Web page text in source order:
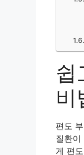
쉽
비
편도
질환이
게 편